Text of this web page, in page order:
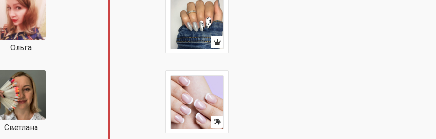
Ольга
Светлана